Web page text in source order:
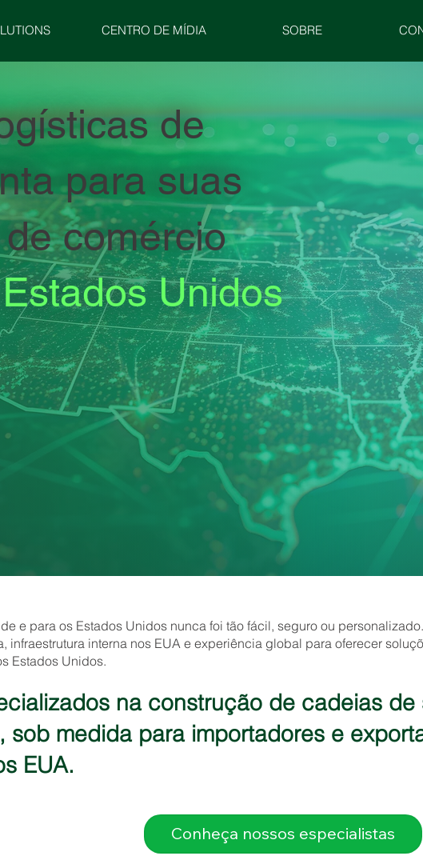
CENTRO DE MÍDIA SOBRE
de
para suas
comércio
Estados Unidos
e para os Estados Unidos nunca foi tão fácil, seguro ou
infraestrutura interna nos EUA e experiência global para oferecer
Estados Unidos.
na construção de cadeias
sob medida para importadores e
EUA.
Conheça nossos especialistas